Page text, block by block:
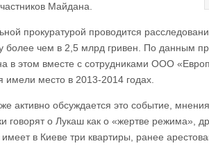
Майдана.
прокуратурой проводится
более чем в 2,5 млрд гривен. По данным
в этом вместе с сотрудниками ООО
имели место в 2013-2014 годах.
активно обсуждается это событие,
говорят о Лукаш как о «жертве режима»,
в Киеве три квартиры, ранее